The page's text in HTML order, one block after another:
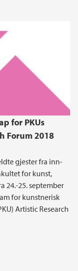
for PKUs
Forum 2018
gjester fra inn-
for kunst,
24.-25. september
for kunstnerisk
Artistic Research